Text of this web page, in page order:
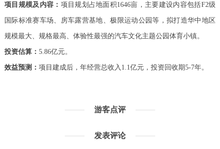
项目规模及内容： 项目规划占地面积1646亩，主要建设内容包括F2级
国际标准赛车场、房车露营基地、极限运动公园等，拟打造华中地区
规模最大、规格最高、体验性最强的汽车文化主题公园体育小镇。
投资估算： 5.86亿元。
效益预测： 项目建成后，年经营总收入1.1亿元，投资回收期5-7年。
游客点评
发表评论